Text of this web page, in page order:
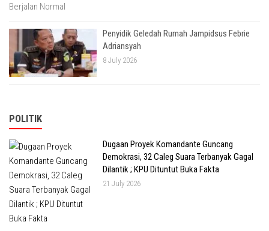
Penyidik Geledah Rumah Jampidsus Febrie
Adriansyah
8 July 2026
POLITIK
Dugaan Proyek Komandante Guncang
Demokrasi, 32 Caleg Suara Terbanyak Gagal
Dilantik ; KPU Dituntut Buka Fakta
21 July 2026